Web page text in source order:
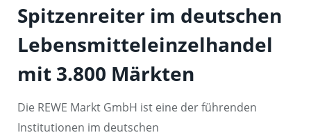
Spitzenreiter im deutschen
Lebensmitteleinzelhandel
mit 3.800 Märkten
Die REWE Markt GmbH ist eine der führenden
Institutionen im deutschen